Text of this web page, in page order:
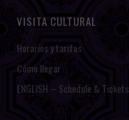
VISITA CULTURAL
Horarios y tarifas
Cómo llegar
ENGLISH – Schedule & Tickets